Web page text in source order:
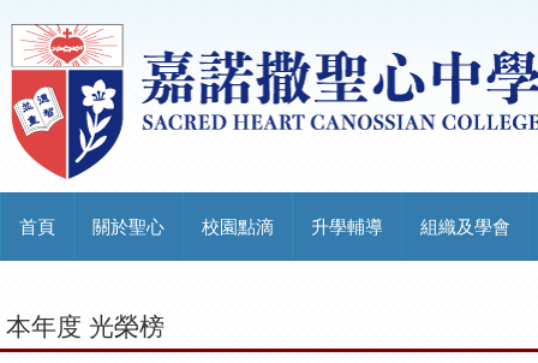
首頁 關於聖心 校園點滴 升學輔導 組織及學會
本年度 光榮榜